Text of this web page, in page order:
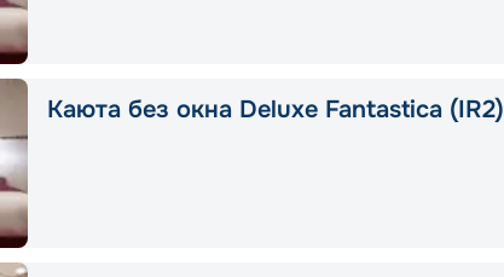
Каюта без окна Deluxe Fantastica (IR2)